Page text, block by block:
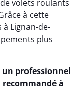
volets roulants
à cette
Lignan-de-
plus
professionnel
à